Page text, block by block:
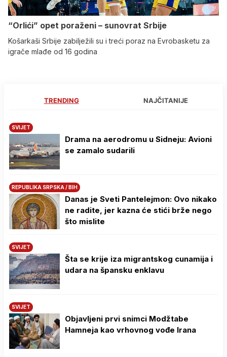
“Orlići” opet poraženi – sunovrat Srbije
Košarkaši Srbije zabilježili su i treći poraz na Evrobasketu za
igrače mlađe od 16 godina
TRENDING NAJČITANIJE
SVIJET
Drama na aerodromu u Sidneju: Avioni
se zamalo sudarili
REPUBLIKA SRPSKA / BIH
Danas je Sveti Pantelejmon: Ovo nikako
ne radite, jer kazna će stići brže nego
što mislite
SVIJET
Šta se krije iza migrantskog cunamija i
udara na špansku enklavu
SVIJET
Objavljeni prvi snimci Modžtabe
Hamneja kao vrhovnog vođe Irana